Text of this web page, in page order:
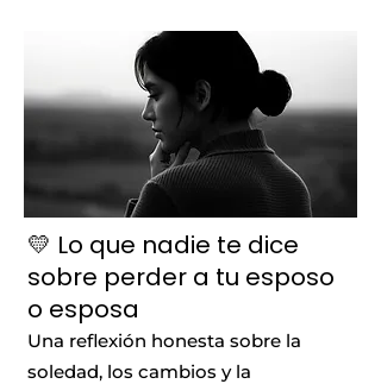
💛 Lo que nadie te dice
sobre perder a tu esposo
o esposa
Una reflexión honesta sobre la
soledad, los cambios y la